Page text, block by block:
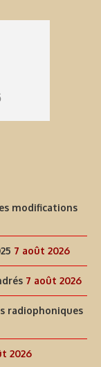
modifications
7 août 2026
7 août 2026
radiophoniques
2026